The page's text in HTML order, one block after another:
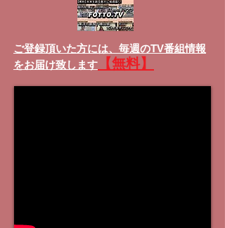
ご登録頂いた方には、 毎週のTV番組情報
をお届け致します
【無料】